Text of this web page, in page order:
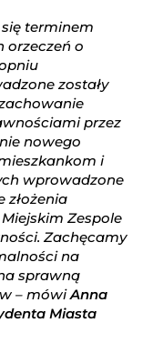
terminem
orzeczeń o
zostały
przez
nowego
i
wprowadzone
złożenia
Zespole
Zachęcamy
na
sprawną
– mówiAnna
Miasta